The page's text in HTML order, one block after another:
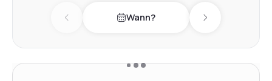
Previous day Wann? Next day